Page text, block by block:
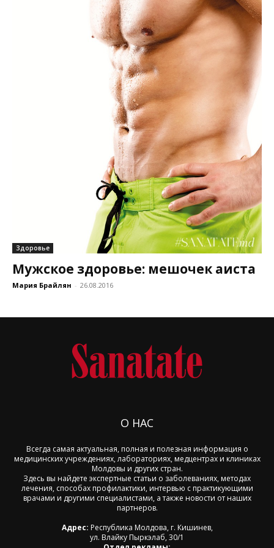
Здоровье
Мужское здоровье: мешочек аиста
Мария Брайлян - 26.08.2016
О НАС
Всегда самая актуальная, полная и полезная информация о
медицинских учреждениях, лабораториях, медцентрах и клиниках
Молдовы и других стран.
Здесь вы найдете экспертные статьи о заболеваниях, методах
лечения, способах профилактики, интервью с практикующими
врачами и другими специалистами, а также новости от наших
партнеров.
Адрес: Республика Молдова, г. Кишинев,
ул. Влайку Пыркэлаб, 30/1